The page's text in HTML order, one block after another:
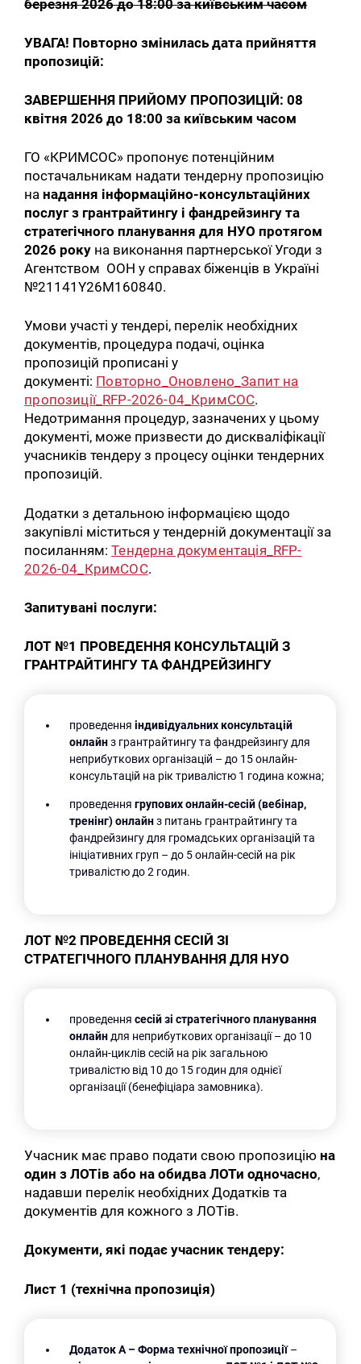
березня 2026 до 18:00 за київським часом
УВАГА! Повторно змінилась дата прийняття
пропозицій:
ЗАВЕРШЕННЯ ПРИЙОМУ ПРОПОЗИЦІЙ:08
квітня 2026 до 18:00 за київським часом
ГО «КРИМСОС» пропонує потенційним
постачальникам надати тендерну пропозицію
на надання інформаційно-консультаційних
послуг з грантрайтингу і фандрейзингу та
стратегічного планування для НУО протягом
2026 року на виконання партнерської Угоди з
Агентством ООН у справах біженців в Україні
№21141Y26M160840.
Умови участі у тендері, перелік необхідних
документів, процедура подачі, оцінка
пропозицій прописані у
документі: Повторно_Оновлено_Запит на
пропозиції_RFP-2026-04_КримСОС.
Недотримання процедур, зазначених у цьому
документі, може призвести до дискваліфікації
учасників тендеру з процесу оцінки тендерних
пропозицій.
Додатки з детальною інформацією щодо
закупівлі міститься у тендерній документації за
посиланням:Тендерна документація_RFP-
2026-04_КримСОС.
Запитувані послуги:
ЛОТ №1 ПРОВЕДЕННЯ КОНСУЛЬТАЦІЙ З
ГРАНТРАЙТИНГУ ТА ФАНДРЕЙЗИНГУ
проведенняіндивідуальних консультацій
онлайнз грантрайтингу та фандрейзингу для
неприбуткових організацій – до 15 онлайн-
консультацій на рік тривалістю 1 година кожна;
проведеннягрупових онлайн-сесій(вебінар,
тренінг) онлайнз питань грантрайтингу та
фандрейзингу для громадських організацій та
ініціативних груп – до 5 онлайн-сесій на рік
тривалістю до 2 годин.
ЛОТ №2 ПРОВЕДЕННЯ СЕСІЙ ЗІ
СТРАТЕГІЧНОГО ПЛАНУВАННЯ ДЛЯ НУО
проведеннясесій зі стратегічного планування
онлайндля неприбуткових організації – до 10
онлайн-циклів сесій на рік загальною
тривалістю від 10 до 15 годин для однієї
організації (бенефіціара замовника).
Учасник має право подати свою пропозицію на
один з ЛОТів або на обидва ЛОТи одночасно,
надавши перелік необхідних Додатків та
документів для кожного з ЛОТів.
Документи, які подає учасник тендеру:
Лист 1 (технічна пропозиція)
Додаток А –Форма технічної пропозиції–